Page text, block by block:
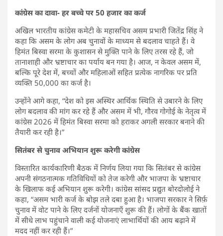
कांग्रेस का दावा- हर बच्चे पर 50 हजार का कर्ज
अखिल भारतीय कांग्रेस कमेटी के महासचिव असम प्रभारी जितेंद्र सिंह ने
कहा कि असम के लोग अब चुनावों के माध्यम से बदलाव चाहते हैं। वे
हिमंत बिस्वा सरमा के कुशासन से मुक्ति पाने के लिए तरस रहे हैं, जो
तानाशाही और भ्रष्टाचार का पर्याय बन गया है। आज, न केवल असम में,
बल्कि पूरे देश में, बच्चों और महिलाओं सहित प्रत्येक नागरिक पर प्रति
व्यक्ति 50,000 का कर्ज है।
उन्होंने आगे कहा, “देश को इस अस्थिर आर्थिक स्थिति से उबारने के लिए
लोग बदलाव की मांग कर रहे हैं और असम में भी, गौरव गोगोई के नेतृत्व में
कांग्रेस 2026 में हिमंत बिस्वा सरमा को हराकर अगली सरकार बनाने की
तैयारी कर रही है।”
सितंबर से चुनाव अभियान शुरू करेगी कांग्रेस
विस्तारित कार्यकारिणी बैठक में निर्णय लिया गया कि सितंबर से कांग्रेस
अपनी संगठनात्मक गतिविधियों को तेज करेगी और भाजपा के भ्रष्टाचार
के खिलाफ कई अभियान शुरू करेगी। कांग्रेस सांसद प्रद्युत बोरदोलोई ने
कहा, “असम भारी कर्ज के बोझ तले दबा हुआ है। भाजपा सरकार ने सिर्फ़
चुनाव में वोट पाने के लिए दर्जनों योजनाएँ शुरू की हैं। लोगों के बैंक खातों
में सीधे लाभ पहुंचाने वाली कई योजनाएं लाभार्थियों की आय बढ़ाने में
मदद नहीं कर रही हैं।”